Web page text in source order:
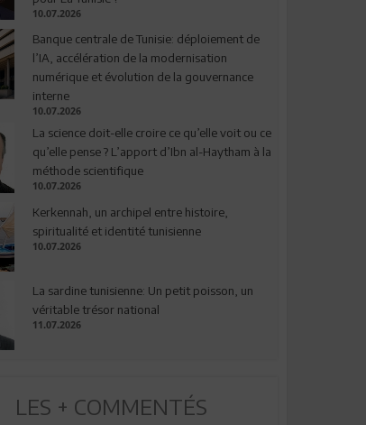
10.07.2026
Banque centrale de Tunisie: déploiement de
l’IA, accélération de la modernisation
numérique et évolution de la gouvernance
interne
10.07.2026
La science doit-elle croire ce qu’elle voit ou ce
qu’elle pense ? L’apport d’Ibn al-Haytham à la
méthode scientifique
10.07.2026
Kerkennah, un archipel entre histoire,
spiritualité et identité tunisienne
10.07.2026
La sardine tunisienne: Un petit poisson, un
véritable trésor national
11.07.2026
LES + COMMENTÉS